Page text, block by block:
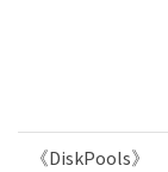
《DiskPools》